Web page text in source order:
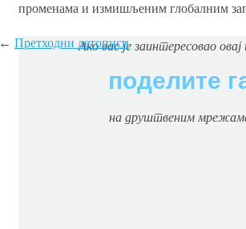
променама и измишљеним глобалним
Ако вас je заинтересовао
поделите
на друштвеним
Претходни летописи